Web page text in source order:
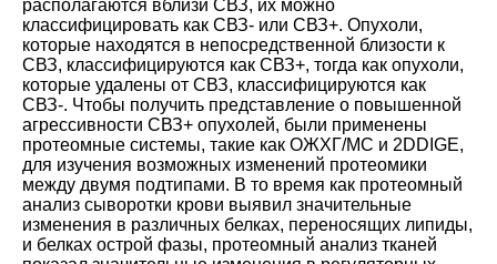
располагаются вблизи СВЗ, их можно
классифицировать как СВЗ- или СВЗ+. Опухоли,
которые находятся в непосредственной близости к
СВЗ, классифицируются как СВЗ+, тогда как опухоли,
которые удалены от СВЗ, классифицируются как
СВЗ-. Чтобы получить представление о повышенной
агрессивности СВЗ+ опухолей, были применены
протеомные системы, такие как ОЖХГ/МС и 2DDIGE,
для изучения возможных изменений протеомики
между двумя подтипами. В то время как протеомный
анализ сыворотки крови выявил значительные
изменения в различных белках, переносящих липиды,
и белках острой фазы, протеомный анализ тканей